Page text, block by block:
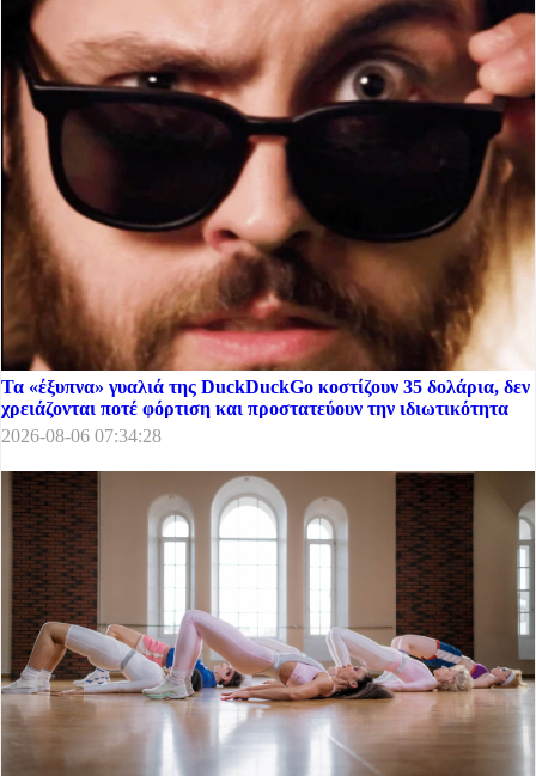
Τα «έξυπνα» γυαλιά της DuckDuckGo κοστίζουν 35 δολάρια, δεν
χρειάζονται ποτέ φόρτιση και προστατεύουν την ιδιωτικότητα
2026-08-06 07:34:28